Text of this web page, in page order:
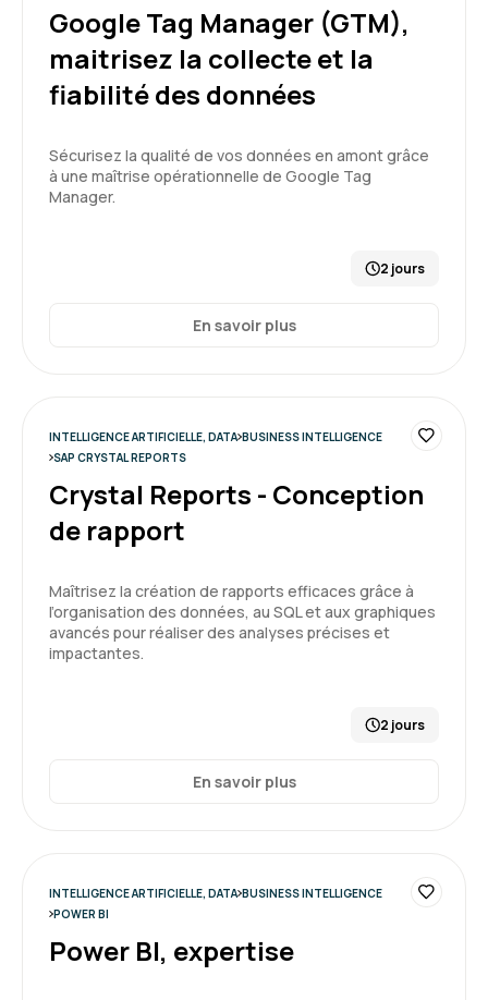
Olivier G.
Très bon déroulé, bon formateur, bon support
d'exercice
Formation : Power BI, concevoir des tableaux de bord
Camille S. Le 08/12/2025
Une bonne première expérience sur Power BI
malgré que le logiciel ne soit pas si simple
d'utilisation (beaucoup de différences avec
très dense, il est difficile de mémoriser les
actions à mener et de commencer à avoir les
premiers réflexes.
Google Tag Manager (GTM),
maitrisez la collecte et la
fiabilité des données
Sécurisez la qualité de vos données en amont grâce
à une maîtrise opérationnelle de Google Tag
Manager.
2 jours
En savoir plus
INTELLIGENCE ARTIFICIELLE, DATA BUSINESS INTELLIGENCE
SAP CRYSTAL REPORTS
Crystal Reports - Conception
de rapport
Maîtrisez la création de rapports efficaces grâce à
l’organisation des données, au SQL et aux graphiques
avancés pour réaliser des analyses précises et
impactantes.
2 jours
En savoir plus
INTELLIGENCE ARTIFICIELLE, DATA BUSINESS INTELLIGENCE
POWER BI
Power BI, expertise